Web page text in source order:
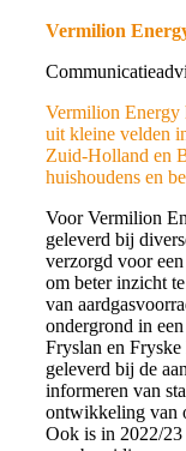
Vermilion
Vermilion Energy
uit kleine velden
Zuid-Holland en
huishoudens en
Voor Vermilion
geleverd bij
verzorgd voor
om beter inzicht
van
ondergrond in
Fryslan en
geleverd bij de
informeren van
ontwikkeling van
Ook is in 2022/